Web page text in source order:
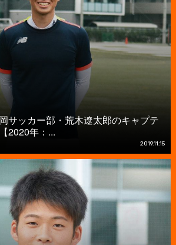
サッカー部・荒木遼太郎のキャプテ
2020年：...
2019.11.15